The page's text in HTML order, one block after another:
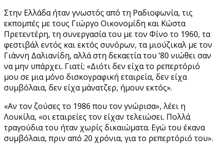
Στην Ελλάδα ήταν γνωστός από τη Ραδιοφωνία, τις
εκπομπές με τους Γιώργο Οικονομίδη και Κώστα
Πρετεντέρη, τη συνεργασία του με τον Φίνο το 1960, τα
φεστιβάλ εντός και εκτός συνόρων, τα μιούζικαλ με τον
Γιάννη Δαλιανίδη, αλλά στη δεκαετία του ’80 νιώθει σαν
να μην υπάρχει. Γιατί; «Διότι δεν είχα το ρεπερτόριό
μου σε μια μόνο δισκογραφική εταιρεία, δεν είχα
συμβόλαια, δεν είχα μάνατζερ, ήμουν εκτός».
«Αν τον ζούσες το 1986 που τον γνώρισα», λέει η
Λουκίλα, «οι εταιρείες τον είχαν τελειώσει. Πολλά
τραγούδια του ήταν χωρίς δικαιώματα. Εγώ του έκανα
συμβόλαια, πριν από 20 χρόνια, για το ρεπερτόριό του».